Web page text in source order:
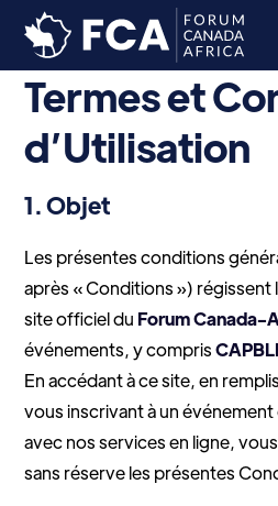
Termes et
d’Utilisation
1. Objet
Les présentes conditions
après « Conditions ») régissent
site officiel du Forum Canada-
événements, y compris
En accédant à ce site, en
vous inscrivant à un
avec nos services en ligne,
sans réserve les présentes